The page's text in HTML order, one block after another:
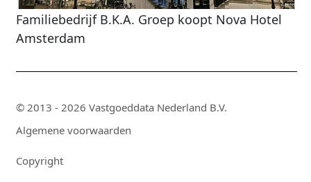
Familiebedrijf B.K.A. Groep koopt Nova Hotel
Amsterdam
© 2013 - 2026 Vastgoeddata Nederland B.V.
Algemene voorwaarden
Copyright